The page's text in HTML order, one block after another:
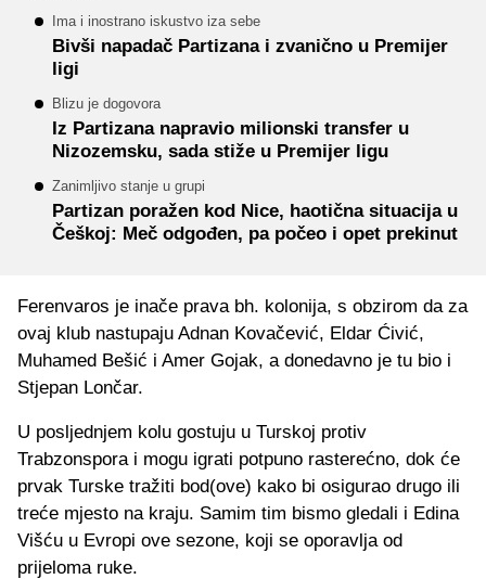
Ima i inostrano iskustvo iza sebe
Bivši napadač Partizana i zvanično u Premijer
ligi
Blizu je dogovora
Iz Partizana napravio milionski transfer u
Nizozemsku, sada stiže u Premijer ligu
Zanimljivo stanje u grupi
Partizan poražen kod Nice, haotična situacija u
Češkoj: Meč odgođen, pa počeo i opet prekinut
Ferenvaros je inače prava bh. kolonija, s obzirom da za
ovaj klub nastupaju Adnan Kovačević, Eldar Ćivić,
Muhamed Bešić i Amer Gojak, a donedavno je tu bio i
Stjepan Lončar.
U posljednjem kolu gostuju u Turskoj protiv
Trabzonspora i mogu igrati potpuno rasterećno, dok će
prvak Turske tražiti bod(ove) kako bi osigurao drugo ili
treće mjesto na kraju. Samim tim bismo gledali i Edina
Višću u Evropi ove sezone, koji se oporavlja od
prijeloma ruke.